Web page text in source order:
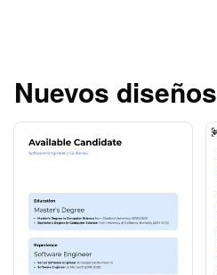
Nuevos diseños